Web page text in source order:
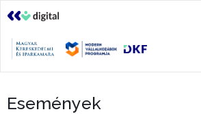
Események